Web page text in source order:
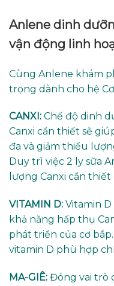
Anlene dinh
vận động linh
Cùng Anlene khám
trọng dành cho hệ
CANXI: Chế độ dinh
Canxi cần thiết sẽ
đa và giảm thiểu
Duy trì việc 2 ly sữa
lượng Canxi cần
VITAMIN D: Vitamin
khả năng hấp thụ
phát triển của cơ
vitamin D phù hợp
MA-GIÊ: Đóng vai trò